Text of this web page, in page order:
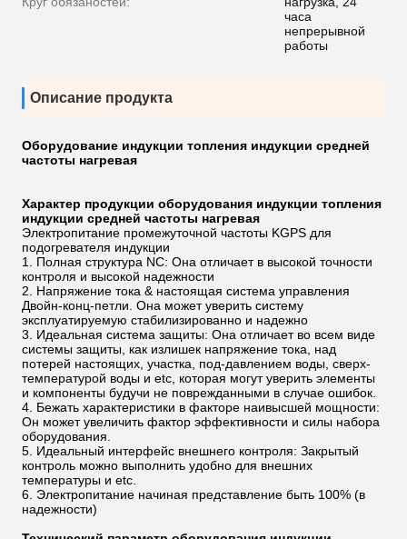
часа
непрерывной
работы
Описание продукта
Оборудование индукции топления индукции средней
частоты нагревая
Характер продукции оборудования индукции топления
индукции средней частоты нагревая
Электропитание промежуточной частоты KGPS для
подогревателя индукции
1. Полная структура NC: Она отличает в высокой точности
контроля и высокой надежности
2. Напряжение тока & настоящая система управления
Двойн-конц-петли. Она может уверить систему
эксплуатируемую стабилизированно и надежно
3. Идеальная система защиты: Она отличает во всем виде
системы защиты, как излишек напряжение тока, над
потерей настоящих, участка, под-давлением воды, сверх-
температурой воды и etc, которая могут уверить элементы
и компоненты будучи не поврежданными в случае ошибок.
4. Бежать характеристики в факторе наивысшей мощности:
Он может увеличить фактор эффективности и силы набора
оборудования.
5. Идеальный интерфейс внешнего контроля: Закрытый
контроль можно выполнить удобно для внешних
температуры и etc.
6. Электропитание начиная представление быть 100% (в
надежности)